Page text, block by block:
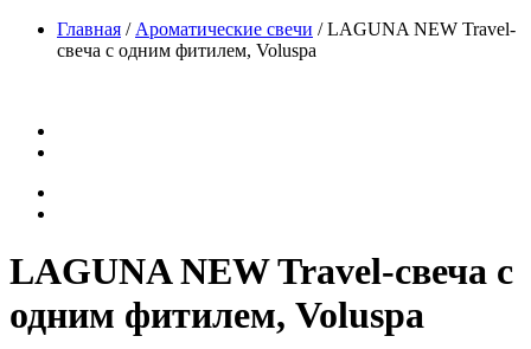
Главная / Ароматические свечи /LAGUNA NEW Travel-
свеча с одним фитилем, Voluspa
LAGUNA NEW Travel-свеча с
одним фитилем, Voluspa